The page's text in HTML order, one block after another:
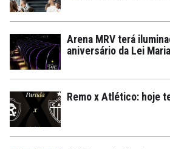
Arena MRV terá
aniversário da Lei
Remo x Atlético: hoje